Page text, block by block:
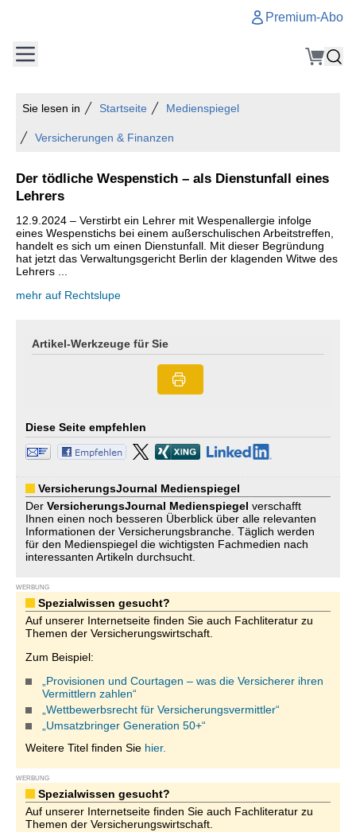
Premium-Abo
Sie lesen in Startseite Medienspiegel
Versicherungen & Finanzen
Der tödliche Wespenstich – als Dienstunfall eines
Lehrers
12.9.2024 – Verstirbt ein Lehrer mit Wespenallergie infolge
eines Wespenstichs bei einem außerschulischen Arbeitstreffen,
handelt es sich um einen Dienstunfall. Mit dieser Begründung
hat jetzt das Verwaltungsgericht Berlin der klagenden Witwe des
Lehrers ...
mehr auf Rechtslupe
Artikel-Werkzeuge für Sie
Diese Seite empfehlen
VersicherungsJournal Medienspiegel
Der VersicherungsJournal Medienspiegel verschafft
Ihnen einen noch besseren Überblick über alle relevanten
Informationen der Versicherungsbranche. Täglich werden
für den Medienspiegel die wichtigsten Fachmedien nach
interessanten Artikeln durchsucht.
WERBUNG
Spezialwissen gesucht?
Auf unserer Internetseite finden Sie auch Fachliteratur zu
Themen der Versicherungswirtschaft.
Zum Beispiel:
„Provisionen und Courtagen – was die Versicherer ihren
Vermittlern zahlen“
„Wettbewerbsrecht für Versicherungsvermittler“
„Umsatzbringer Generation 50+“
Weitere Titel finden Sie hier.
WERBUNG
Spezialwissen gesucht?
Auf unserer Internetseite finden Sie auch Fachliteratur zu
Themen der Versicherungswirtschaft.